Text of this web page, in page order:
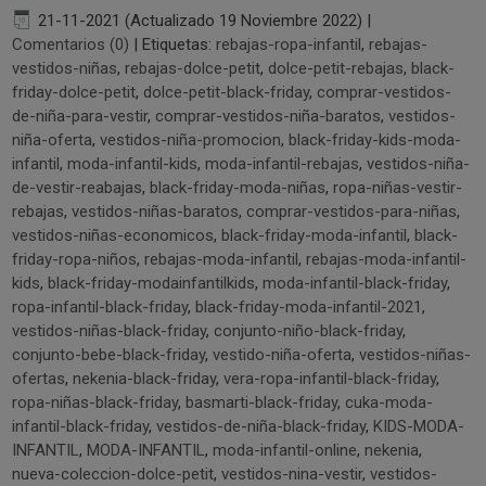
21-11-2021 (Actualizado 19 Noviembre 2022) |
Comentarios (0) | Etiquetas: rebajas-ropa-infantil, rebajas-
vestidos-niñas, rebajas-dolce-petit, dolce-petit-rebajas, black-
friday-dolce-petit, dolce-petit-black-friday, comprar-vestidos-
de-niña-para-vestir, comprar-vestidos-niña-baratos, vestidos-
niña-oferta, vestidos-niña-promocion, black-friday-kids-moda-
infantil, moda-infantil-kids, moda-infantil-rebajas, vestidos-niña-
de-vestir-reabajas, black-friday-moda-niñas, ropa-niñas-vestir-
rebajas, vestidos-niñas-baratos, comprar-vestidos-para-niñas,
vestidos-niñas-economicos, black-friday-moda-infantil, black-
friday-ropa-niños, rebajas-moda-infantil, rebajas-moda-infantil-
kids, black-friday-modainfantilkids, moda-infantil-black-friday,
ropa-infantil-black-friday, black-friday-moda-infantil-2021,
vestidos-niñas-black-friday, conjunto-niño-black-friday,
conjunto-bebe-black-friday, vestido-niña-oferta, vestidos-niñas-
ofertas, nekenia-black-friday, vera-ropa-infantil-black-friday,
ropa-niñas-black-friday, basmarti-black-friday, cuka-moda-
infantil-black-friday, vestidos-de-niña-black-friday, KIDS-MODA-
INFANTIL, MODA-INFANTIL, moda-infantil-online, nekenia,
nueva-coleccion-dolce-petit, vestidos-nina-vestir, vestidos-